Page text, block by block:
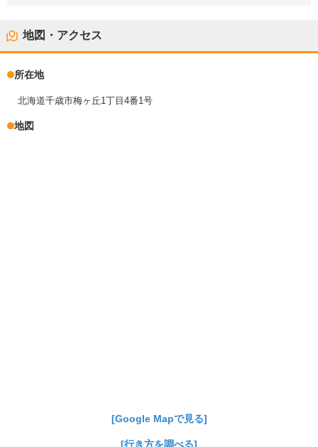
地図・アクセス
所在地
北海道千歳市梅ヶ丘1丁目4番1号
地図
[Google Mapで見る]
[行き方を調べる]